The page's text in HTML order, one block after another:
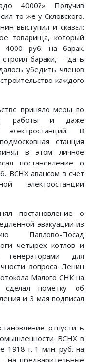
4000?» Получив
то же у Скловского.
выступил и сказал:
товарища, который
4000 руб. на барак.
бараки,— дать
убедить членов
каждого
приняло меры по
работы и даже
В
станция
в этом личное
постановление о
ВСНХ авансом в счет
электростанции
постановление о
эвакуации из
Павлово-Посад
четырех котлов и
для
вопроса Ленин
Малого СНК на
пометку об
и 3 мая подписал
отпустить
ВСНХ в
1918 г. 1 млн. руб. на
предварительные